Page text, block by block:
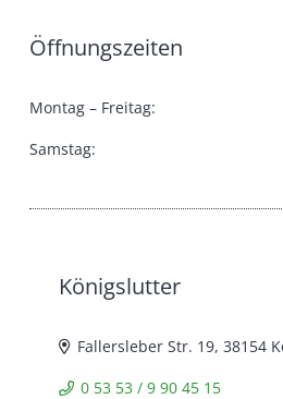
Öffnungszeiten
Montag – Freitag:
Samstag:
Königslutter
Fallersleber Str. 19, 38154
0 53 53 / 9 90 45 15